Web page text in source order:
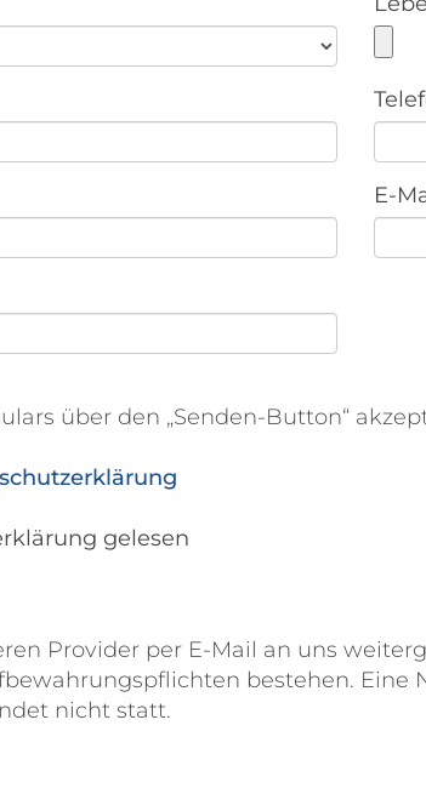
E-
über den „Senden-Button“
gelesen
Provider per E-Mail an uns
bestehen. Eine
nicht statt.